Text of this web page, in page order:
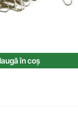
în coș